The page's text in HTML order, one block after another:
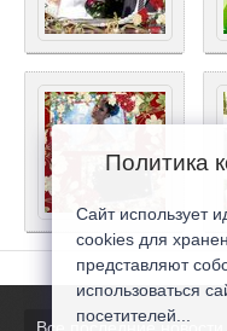
Политика
Сайт использует
cookies для
представляют
использоваться
посетителей...